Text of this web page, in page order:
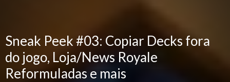
Sneak Peek #03: Copiar Decks fora
do jogo, Loja/News Royale
Reformuladas e mais